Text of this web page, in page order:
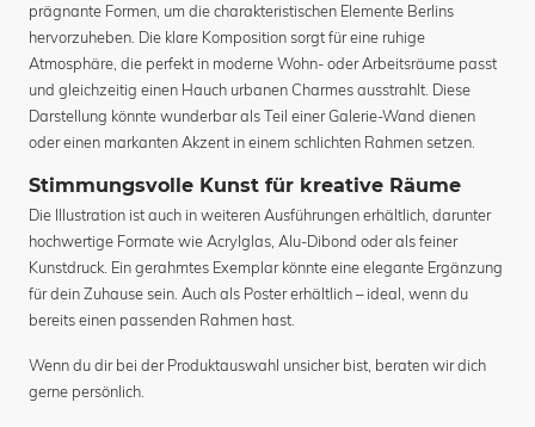
prägnante Formen, um die charakteristischen Elemente Berlins
hervorzuheben. Die klare Komposition sorgt für eine ruhige
Atmosphäre, die perfekt in moderne Wohn- oder Arbeitsräume passt
und gleichzeitig einen Hauch urbanen Charmes ausstrahlt. Diese
Darstellung könnte wunderbar als Teil einer Galerie-Wand dienen
oder einen markanten Akzent in einem schlichten Rahmen setzen.
Stimmungsvolle Kunst für kreative Räume
Die Illustration ist auch in weiteren Ausführungen erhältlich, darunter
hochwertige Formate wie Acrylglas, Alu-Dibond oder als feiner
Kunstdruck. Ein gerahmtes Exemplar könnte eine elegante Ergänzung
für dein Zuhause sein. Auch als Poster erhältlich – ideal, wenn du
bereits einen passenden Rahmen hast.
Wenn du dir bei der Produktauswahl unsicher bist, beraten wir dich
gerne persönlich.